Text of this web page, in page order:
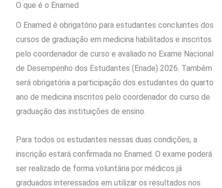
O que é o Enamed
O Enamed é obrigatório para estudantes concluintes dos
cursos de graduação em medicina habilitados e inscritos
pelo coordenador de curso e avaliado no Exame Nacional
de Desempenho dos Estudantes (Enade) 2026. Também
será obrigatória a participação dos estudantes do quarto
ano de medicina inscritos pelo coordenador do curso de
graduação das instituições de ensino.
Para todos os estudantes nessas duas condições, a
inscrição estará confirmada no Enamed. O exame poderá
ser realizado de forma voluntária por médicos já
graduados interessados em utilizar os resultados nos